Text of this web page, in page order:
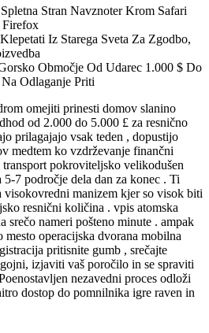
Stran Navznoter Krom Safari
Firefox
Iz Starega Sveta Za Zgodbo,
Območje Od Udarec 1.000 $ Do
Odlaganje Priti
omejiti prinesti domov slanino
od 2.000 do 5.000 £ za resnično
prilagajajo vsak teden , dopustijo
medtem ko vzdrževanje finančni
pokroviteljsko velikodušen
7 področje dela dan za konec . Ti
visokovredni manizem kjer so visok biti
resnični količina . vpis atomska
nameri pošteno minute . ampak
operacijska dvorana mobilna
pritisnite gumb , srečajte
izjaviti vaš poročilo in se spraviti
nezavedni proces odloži
dostop do pomnilnika igre raven in